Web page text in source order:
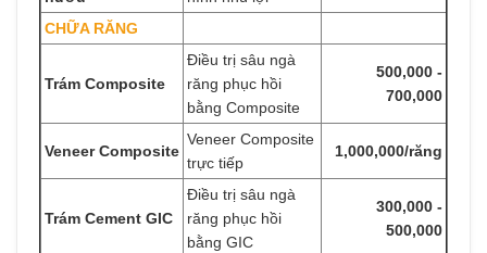
CHỮA RĂNG
Trám Composite
Điều trị sâu ngà
răng phục hồi
bằng Composite
500,000 -
700,000
Veneer Composite
Veneer Composite
trực tiếp
1,000,000/răng
Trám Cement GIC
Điều trị sâu ngà
răng phục hồi
bằng GIC
300,000 -
500,000